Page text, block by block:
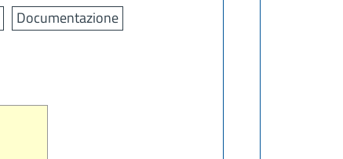
Documentazione